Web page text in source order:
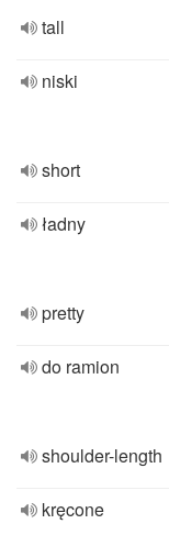
tall
niski
short
ładny
pretty
do ramion
shoulder-length
kręcone